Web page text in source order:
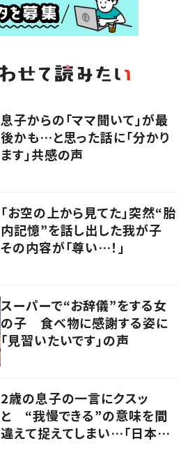
息子からの「ママ聞いて」が最
後かも…と思った話に「分かり
ます」共感の声
「お空の上から見てた」突然“胎
内記憶”を話し出した我が子
その内容が「尊い…！」
スーパーで“お辞儀”をする女
の子 食べ物に感謝する姿に
「見習いたいです」の声
2歳の息子の一言にクスッ
と “我慢できる”の意味を間
違えて捉えてしまい…「日本語